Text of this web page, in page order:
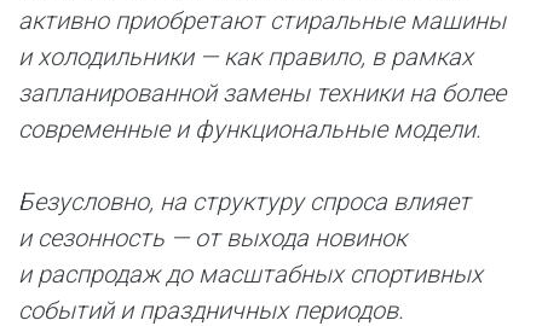
активно приобретают стиральные машины
и холодильники — как правило, в рамках
запланированной замены техники на более
современные и функциональные модели.
Безусловно, на структуру спроса влияет
и сезонность — от выхода новинок
и распродаж до масштабных спортивных
событий и праздничных периодов.